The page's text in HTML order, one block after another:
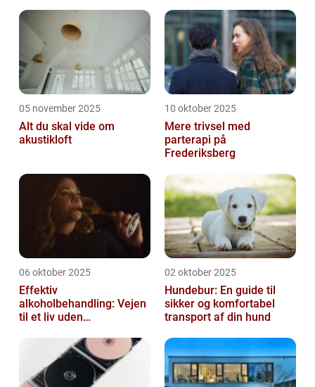
05 november 2025
Alt du skal vide om
akustikloft
10 oktober 2025
Mere trivsel med
parterapi på
Frederiksberg
06 oktober 2025
Effektiv
alkoholbehandling: Vejen
til et liv uden
02 oktober 2025
Hundebur: En guide til
sikker og komfortabel
transport af din hund